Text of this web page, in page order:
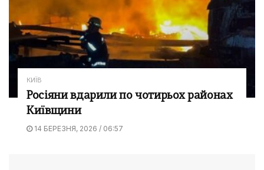
КИЇВ
Росіяни вдарили по чотирьох районах
Київщини
14 БЕРЕЗНЯ, 2026 / 06:57